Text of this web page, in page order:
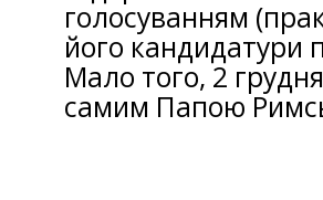
голосуванням
його кандидатури
Мало того, 2
самим Папою